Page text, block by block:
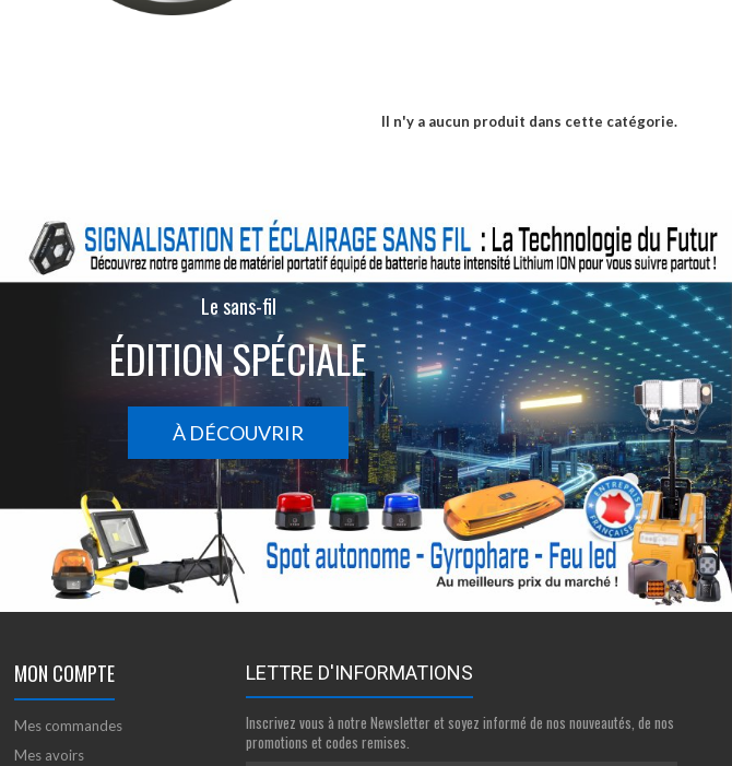
Il n'y a aucun produit dans cette catégorie.
Le sans-fil
ÉDITION SPÉCIALE
À DÉCOUVRIR
MON COMPTE
Mes commandes
Mes avoirs
LETTRE D'INFORMATIONS
Inscrivez vous à notre Newsletter et soyez informé de nos nouveautés, de nos
promotions et codes remises.